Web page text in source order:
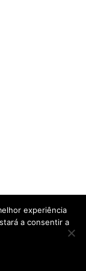
experiência
a consentir a